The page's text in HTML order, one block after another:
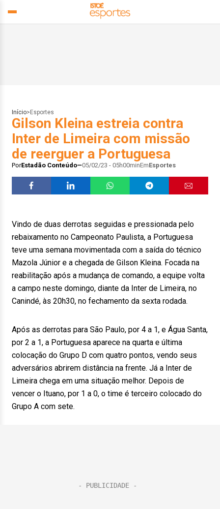
Início> Esportes
Gilson Kleina estreia contra
Inter de Limeira com missão
de reerguer a Portuguesa
PorEstadão Conteúdo 05/02/23 - 05h00minEmEsportes
Vindo de duas derrotas seguidas e pressionada pelo
rebaixamento no Campeonato Paulista, a Portuguesa
teve uma semana movimentada com a saída do técnico
Mazola Júnior e a chegada de Gilson Kleina. Focada na
reabilitação após a mudança de comando, a equipe volta
a campo neste domingo, diante da Inter de Limeira, no
Canindé, às 20h30, no fechamento da sexta rodada.
Após as derrotas para São Paulo, por 4 a 1, e Água Santa,
por 2 a 1, a Portuguesa aparece na quarta e última
colocação do Grupo D com quatro pontos, vendo seus
adversários abrirem distância na frente. Já a Inter de
Limeira chega em uma situação melhor. Depois de
vencer o Ituano, por 1 a 0, o time é terceiro colocado do
Grupo A com sete.